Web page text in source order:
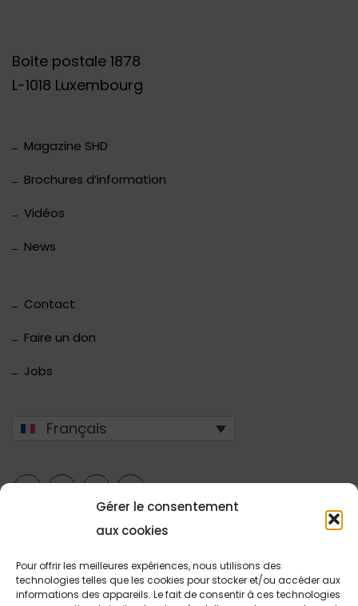
Gérer le consentement
aux cookies
Pour offrir les meilleures expériences, nous utilisons des
technologies telles que les cookies pour stocker et/ou accéder aux
informations des appareils. Le fait de consentir à ces technologies
Boite postale 1878
L-1018 Luxembourg
Magazine SHD
Brochures d’information
Vidéos
News
Contact
Faire un don
Jobs
Français
Copyright © 2026 Stëftung Hëllef Doheem.